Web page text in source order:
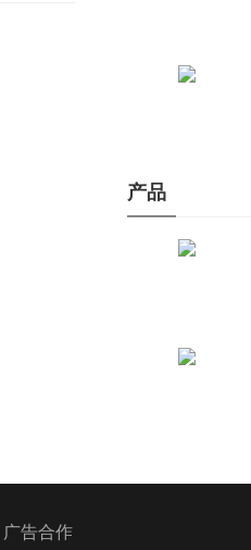
产品
广告合作